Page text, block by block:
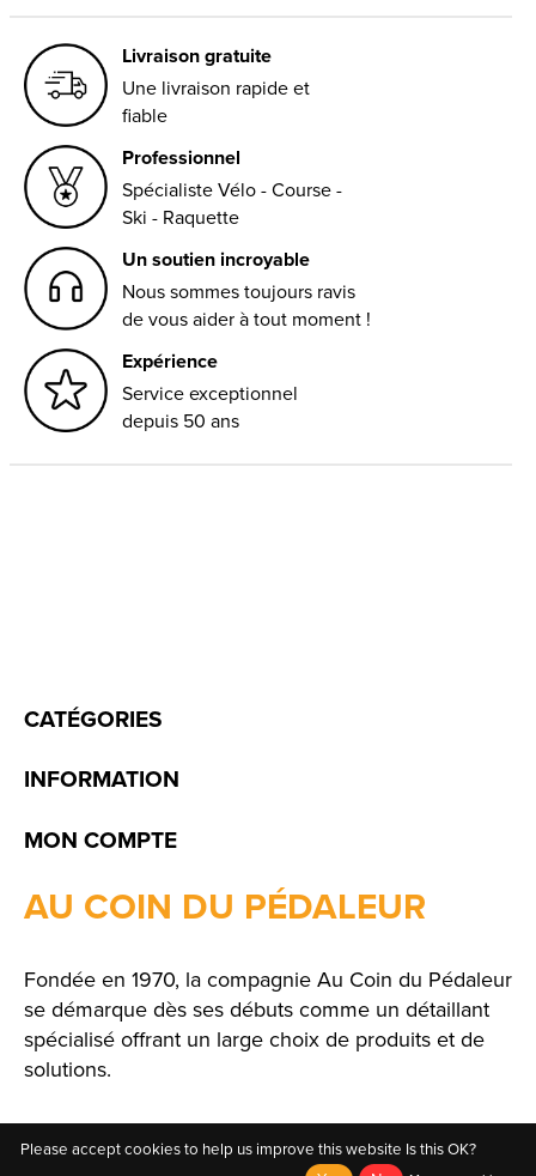
Livraison gratuite
Une livraison rapide et
fiable
Professionnel
Spécialiste Vélo - Course -
Ski - Raquette
Un soutien incroyable
Nous sommes toujours ravis
de vous aider à tout moment !
Expérience
Service exceptionnel
depuis 50 ans
CATÉGORIES
INFORMATION
MON COMPTE
AU COIN DU PÉDALEUR
Fondée en 1970, la compagnie Au Coin du Pédaleur
se démarque dès ses débuts comme un détaillant
spécialisé offrant un large choix de produits et de
solutions.
Please accept cookies to help us improve this website Is this OK?